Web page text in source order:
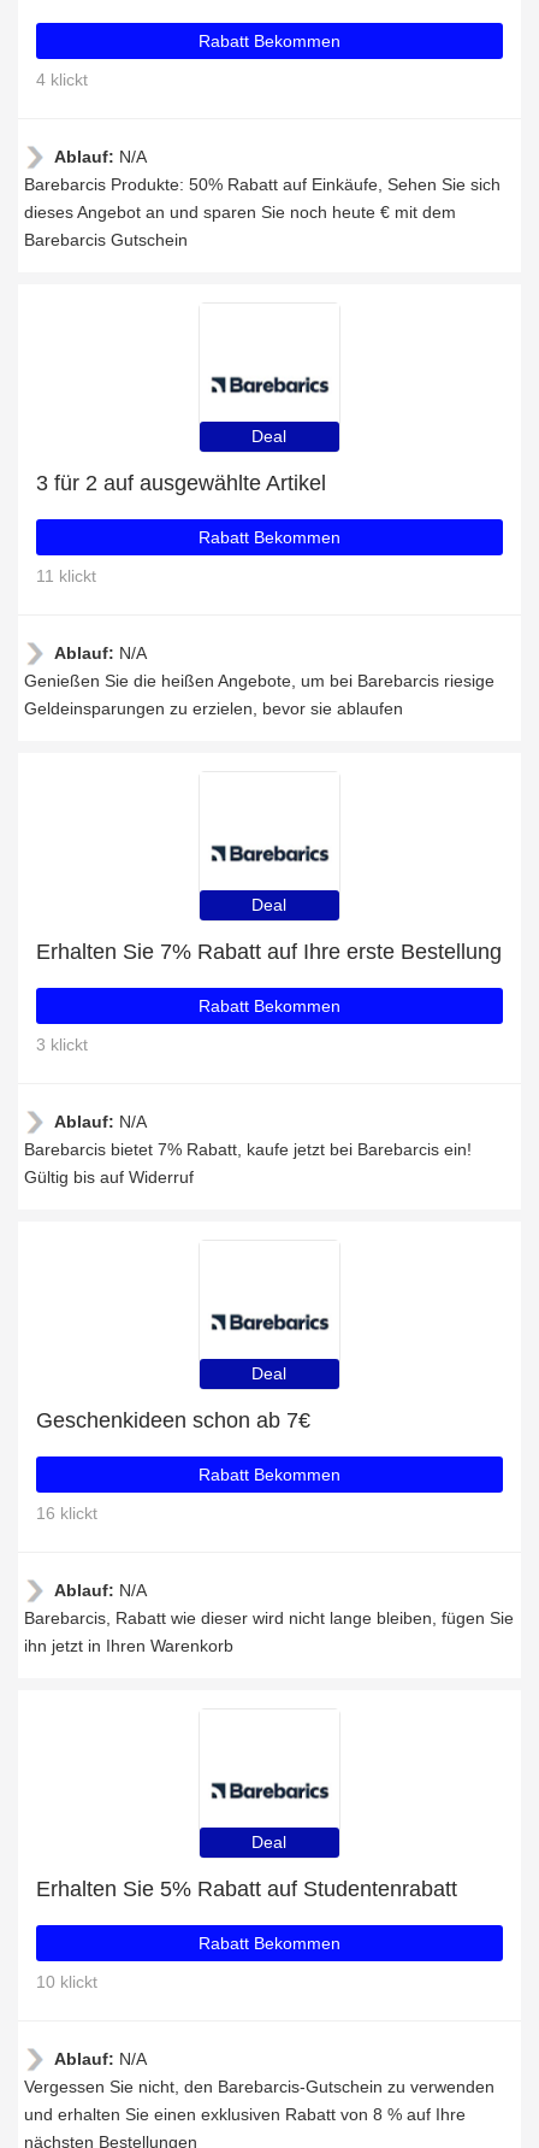
Rabatt Bekommen
4 klickt
Ablauf: N/A
Barebarcis Produkte: 50% Rabatt auf Einkäufe, Sehen Sie sich
dieses Angebot an und sparen Sie noch heute € mit dem
Barebarcis Gutschein
Deal
3 für 2 auf ausgewählte Artikel
Rabatt Bekommen
11 klickt
Ablauf: N/A
Genießen Sie die heißen Angebote, um bei Barebarcis riesige
Geldeinsparungen zu erzielen, bevor sie ablaufen
Deal
Erhalten Sie 7% Rabatt auf Ihre erste Bestellung
Rabatt Bekommen
3 klickt
Ablauf: N/A
Barebarcis bietet 7% Rabatt, kaufe jetzt bei Barebarcis ein!
Gültig bis auf Widerruf
Deal
Geschenkideen schon ab 7€
Rabatt Bekommen
16 klickt
Ablauf: N/A
Barebarcis, Rabatt wie dieser wird nicht lange bleiben, fügen Sie
ihn jetzt in Ihren Warenkorb
Deal
Erhalten Sie 5% Rabatt auf Studentenrabatt
Rabatt Bekommen
10 klickt
Ablauf: N/A
Vergessen Sie nicht, den Barebarcis-Gutschein zu verwenden
und erhalten Sie einen exklusiven Rabatt von 8 % auf Ihre
nächsten Bestellungen